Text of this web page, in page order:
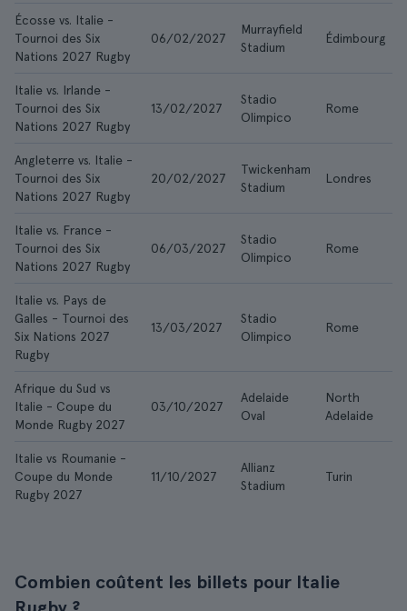
Écosse vs. Italie -
Tournoi des Six
Nations 2027 Rugby
06/02/2027
Murrayfield
Stadium
Édimbourg
Italie vs. Irlande -
Tournoi des Six
Nations 2027 Rugby
13/02/2027
Stadio
Olimpico
Rome
Angleterre vs. Italie -
Tournoi des Six
Nations 2027 Rugby
20/02/2027
Twickenham
Stadium
Londres
Italie vs. France -
Tournoi des Six
Nations 2027 Rugby
06/03/2027
Stadio
Olimpico
Rome
Italie vs. Pays de
Galles - Tournoi des
Six Nations 2027
Rugby
13/03/2027
Stadio
Olimpico
Rome
Afrique du Sud vs
Italie - Coupe du
Monde Rugby 2027
03/10/2027
Adelaide
Oval
North
Adelaide
Italie vs Roumanie -
Coupe du Monde
Rugby 2027
11/10/2027
Allianz
Stadium
Turin
Combien coûtent les billets pour Italie